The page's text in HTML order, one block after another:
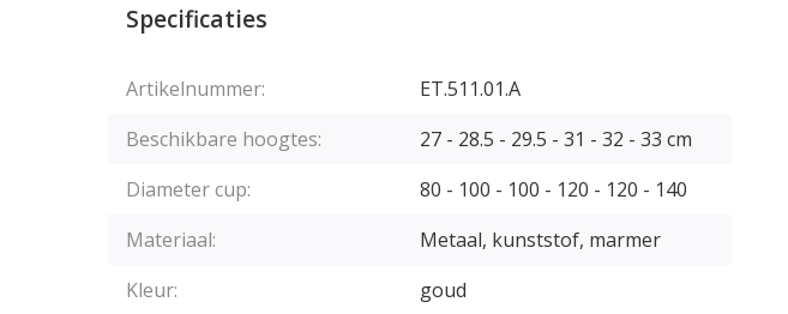
Specificaties
Artikelnummer:
ET.511.01.A
Beschikbare hoogtes:
27 - 28.5 - 29.5 - 31 - 32 - 33 cm
Diameter cup:
80 - 100 - 100 - 120 - 120 - 140
Materiaal:
Metaal, kunststof, marmer
Kleur:
goud